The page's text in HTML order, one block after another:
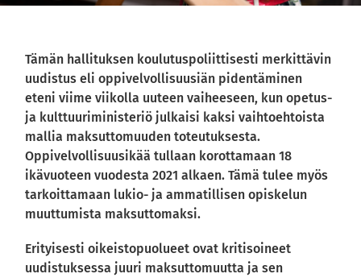
Tämän hallituksen koulutuspoliittisesti merkittävin
uudistus eli oppivelvollisuusiän pidentäminen
eteni viime viikolla uuteen vaiheeseen, kun opetus-
ja kulttuuriministeriö julkaisi kaksi vaihtoehtoista
mallia maksuttomuuden toteutuksesta.
Oppivelvollisuusikää tullaan korottamaan 18
ikävuoteen vuodesta 2021 alkaen. Tämä tulee myös
tarkoittamaan lukio- ja ammatillisen opiskelun
muuttumista maksuttomaksi.
Erityisesti oikeistopuolueet ovat kritisoineet
uudistuksessa juuri maksuttomuutta ja sen